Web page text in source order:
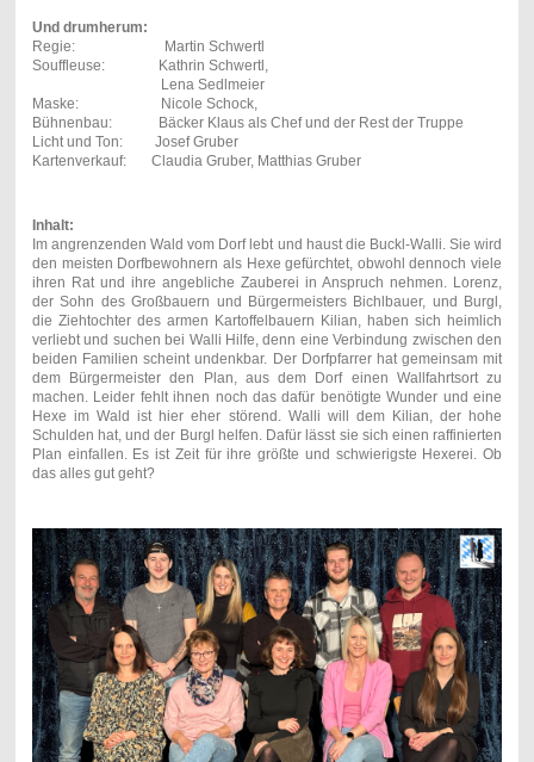
Und drumherum:
Regie: Martin Schwertl
Souffleuse: Kathrin Schwertl,
Lena Sedlmeier
Maske: Nicole Schock,
Bühnenbau: Bäcker Klaus als Chef und der Rest der Truppe
Licht und Ton: Josef Gruber
Kartenverkauf: Claudia Gruber, Matthias Gruber
Inhalt:
Im angrenzenden Wald vom Dorf lebt und haust die Buckl-Walli. Sie wird
den meisten Dorfbewohnern als Hexe gefürchtet, obwohl dennoch viele
ihren Rat und ihre angebliche Zauberei in Anspruch nehmen. Lorenz,
der Sohn des Großbauern und Bürgermeisters Bichlbauer, und Burgl,
die Ziehtochter des armen Kartoffelbauern Kilian, haben sich heimlich
verliebt und suchen bei Walli Hilfe, denn eine Verbindung zwischen den
beiden Familien scheint undenkbar. Der Dorfpfarrer hat gemeinsam mit
dem Bürgermeister den Plan, aus dem Dorf einen Wallfahrtsort zu
machen. Leider fehlt ihnen noch das dafür benötigte Wunder und eine
Hexe im Wald ist hier eher störend. Walli will dem Kilian, der hohe
Schulden hat, und der Burgl helfen. Dafür lässt sie sich einen raffinierten
Plan einfallen. Es ist Zeit für ihre größte und schwierigste Hexerei. Ob
das alles gut geht?